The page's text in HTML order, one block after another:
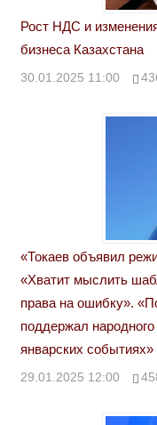
Рост НДС и
бизнеса Казахстана
30.01.2025 11:00
«Токаев объявил
«Хватит мыслить
права на ошибку».
поддержал
январских событиях»
29.01.2025 12:00